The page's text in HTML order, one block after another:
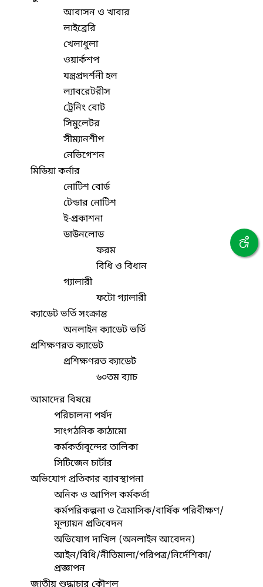
আবাসন ও খাবার
লাইব্রেরি
খেলাধুলা
ওয়ার্কশপ
যন্ত্রপ্রদর্শনী হল
ল্যাবরেটরীস
ট্রেনিং বোট
সিমুলেটর
সীম্যানশীপ
নেভিগেশন
মিডিয়া কর্নার
নোটিশ বোর্ড
টেন্ডার নোটিশ
ই-প্রকাশনা
ডাউনলোড
ফরম
বিধি ও বিধান
গ্যালারী
ফটো গ্যালারী
ক্যাডেট ভর্তি সংক্রান্ত
অনলাইন ক্যাডেট ভর্তি
প্রশিক্ষণরত ক্যাডেট
প্রশিক্ষণরত ক্যাডেট
৬০তম ব্যাচ
আমাদের বিষয়ে
পরিচালনা পর্ষদ
সাংগঠনিক কাঠামো
কর্মকর্তাবৃন্দের তালিকা
সিটিজেন চার্টার
অভিযোগ প্রতিকার ব্যাবস্থাপনা
অনিক ও আপিল কর্মকর্তা
কর্মপরিকল্পনা ও ত্রৈমাসিক/বার্ষিক পরিবীক্ষণ/
মূল্যায়ন প্রতিবেদন
অভিযোগ দাখিল (অনলাইন আবেদন)
আইন/বিধি/নীতিমালা/পরিপত্র/নির্দেশিকা/
প্রজ্ঞাপন
জাতীয় শুদ্ধাচার কৌশল